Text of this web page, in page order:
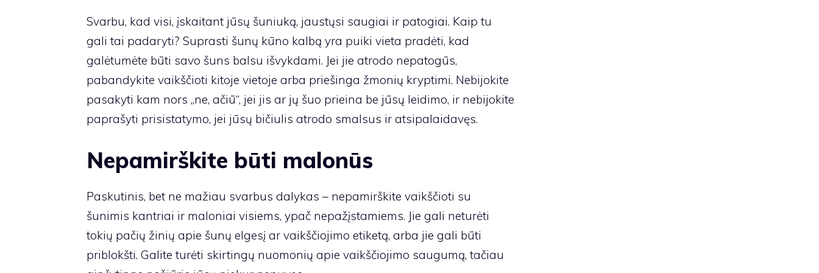
Svarbu, kad visi, įskaitant jūsų šuniuką, jaustųsi saugiai ir patogiai. Kaip tu
gali tai padaryti? Suprasti šunų kūno kalbą yra puiki vieta pradėti, kad
galėtumėte būti savo šuns balsu išvykdami. Jei jie atrodo nepatogūs,
pabandykite vaikščioti kitoje vietoje arba priešinga žmonių kryptimi. Nebijokite
pasakyti kam nors „ne, ačiū“, jei jis ar jų šuo prieina be jūsų leidimo, ir nebijokite
paprašyti prisistatymo, jei jūsų bičiulis atrodo smalsus ir atsipalaidavęs.
Nepamirškite būti malonūs
Paskutinis, bet ne mažiau svarbus dalykas – nepamirškite vaikščioti su
šunimis kantriai ir maloniai visiems, ypač nepažįstamiems. Jie gali neturėti
tokių pačių žinių apie šunų elgesį ar vaikščiojimo etiketą, arba jie gali būti
priblokšti. Galite turėti skirtingų nuomonių apie vaikščiojimo saugumą, tačiau